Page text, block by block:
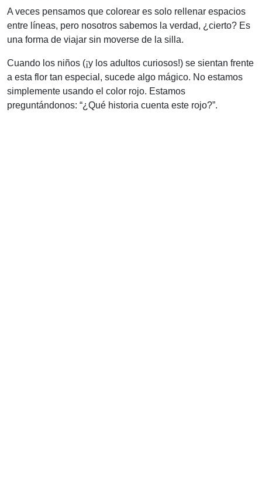
A veces pensamos que colorear es solo rellenar espacios
entre líneas, pero nosotros sabemos la verdad, ¿cierto? Es
una forma de viajar sin moverse de la silla.
Cuando los niños (¡y los adultos curiosos!) se sientan frente
a esta flor tan especial, sucede algo mágico. No estamos
simplemente usando el color rojo. Estamos
preguntándonos: “¿Qué historia cuenta este rojo?”.